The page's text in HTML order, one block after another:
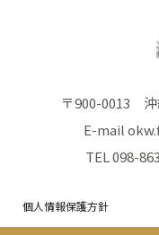
〒900-0013 沖
E-mail
TEL 098-
個人情報保護方針